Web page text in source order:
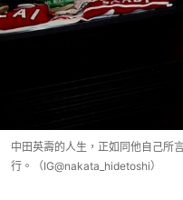
中田英壽的人生，正如同他自己所
行。（IG@nakata_hidetoshi）